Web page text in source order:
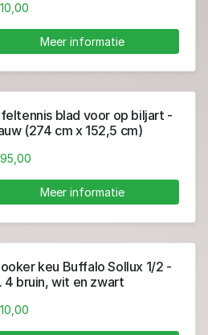
Meer informatie
blad voor op biljart -
(274 cm x 152,5 cm)
Meer informatie
keu Buffalo Sollux 1/2 -
4 bruin, wit en zwart